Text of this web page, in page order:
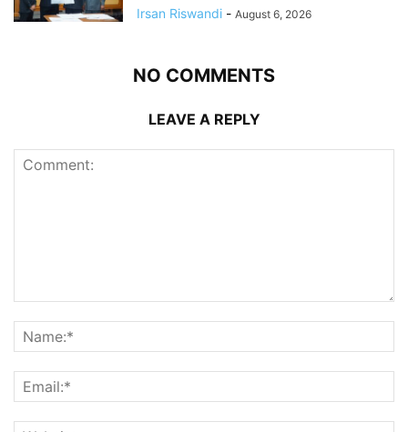
Irsan Riswandi - August 6, 2026
NO COMMENTS
LEAVE A REPLY